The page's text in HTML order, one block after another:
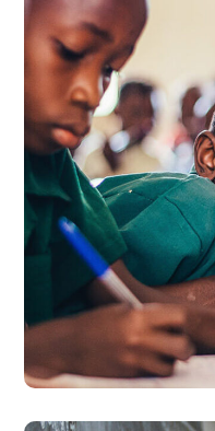
Life Better
#EDUCATION